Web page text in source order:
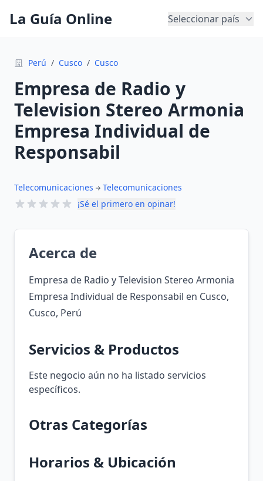
La Guía Online Seleccionar país
Perú / Cusco / Cusco
Empresa de Radio y
Television Stereo Armonia
Empresa Individual de
Responsabil
Telecomunicaciones
Telecomunicaciones
¡Sé el primero en opinar!
Acerca de
Empresa de Radio y Television Stereo Armonia
Empresa Individual de Responsabil en Cusco,
Cusco, Perú
Servicios & Productos
Este negocio aún no ha listado servicios
específicos.
Otras Categorías
Horarios & Ubicación